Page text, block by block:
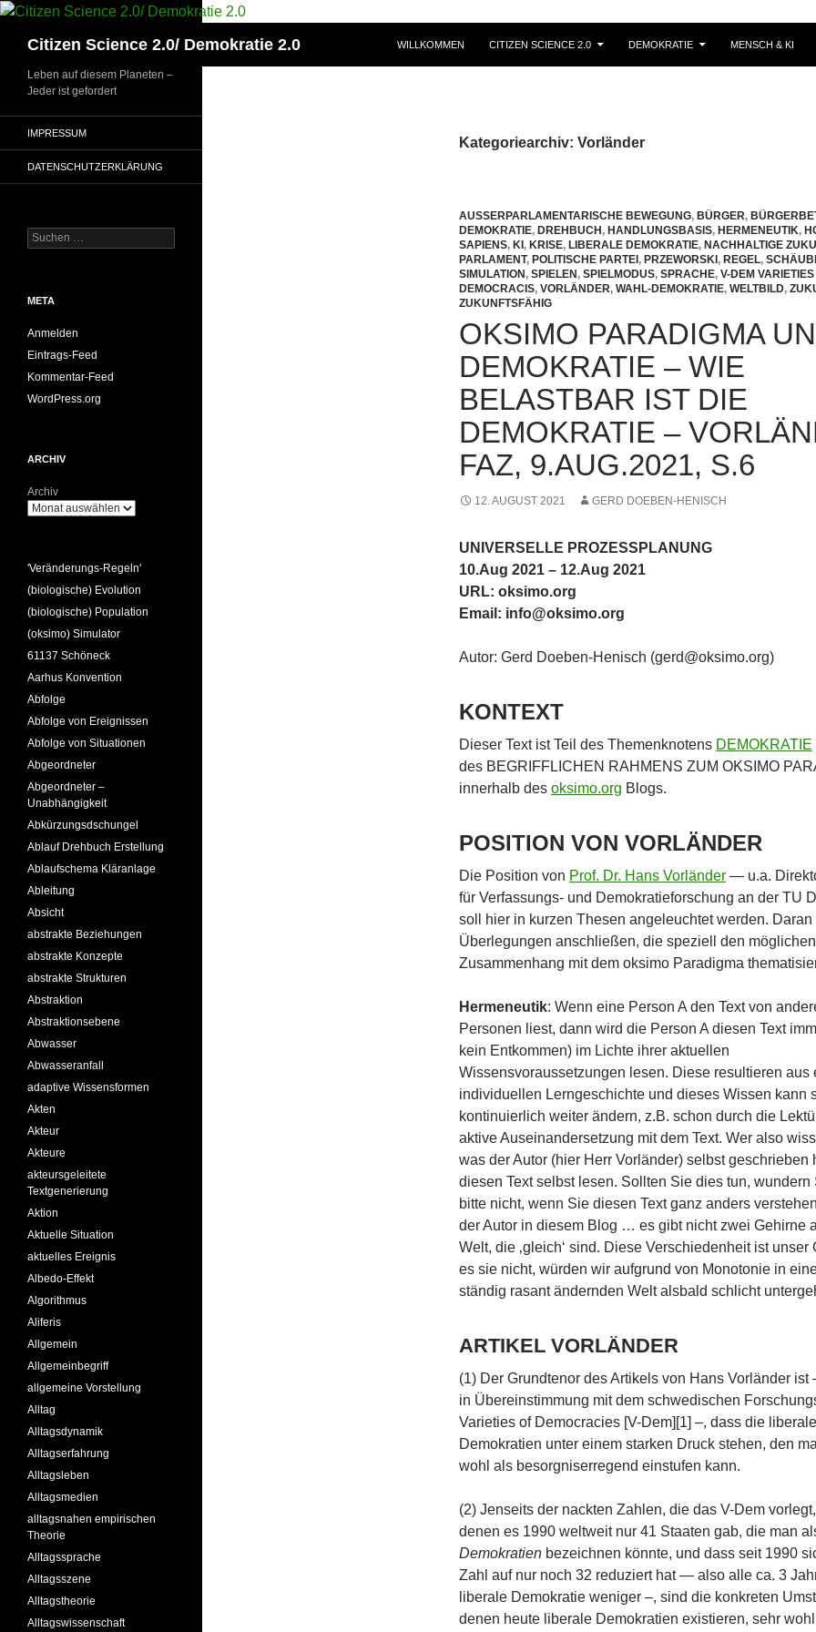
Zum
springenCitizen Science 2.0/ Demokratie 2.0 WILLKOMMEN CITIZEN SCIENCE 2.0 DEMOKRATIE MENSCH & KI
Kategoriearchiv: Vorländer
AUSSERPARLAMENTARISCHE BEWEGUNG , BÜRGER,
DEMOKRATIE, DREHBUCH, HANDLUNGSBASIS, HERMENEUTIK,
SAPIENS, KI, KRISE, LIBERALE DEMOKRATIE, NACHHALTIGE
PARLAMENT, POLITISCHE PARTEI, PRZEWORSKI, REGEL,
SIMULATION, SPIELEN, SPIELMODUS, SPRACHE, V-DEM VARIETIES
DEMOCRACIS, VORLÄNDER, WAHL-DEMOKRATIE, WELTBILD,
ZUKUNFTSFÄHIG
OKSIMO PARADIGMA
DEMOKRATIE – WIE
BELASTBAR IST DIE
DEMOKRATIE –
FAZ, 9.AUG.2021, S.6
12. AUGUST 2021 GERD DOEBEN-HENISCH
UNIVERSELLE PROZESSPLANUNG
10.Aug 2021 – 12.Aug 2021
URL: oksimo.org
Email: info@oksimo.org
Autor: Gerd Doeben-Henisch (gerd@oksimo.org)
KONTEXT
Dieser Text ist Teil des Themenknotens DEMOKRATIE
des BEGRIFFLICHEN RAHMENS ZUM OKSIMO
innerhalb des oksimo.org Blogs.
POSITION VON VORLÄNDER
Die Position von Prof. Dr. Hans Vorländer — u.a.
für Verfassungs- und Demokratieforschung an der TU
soll hier in kurzen Thesen angeleuchtet werden.
Überlegungen anschließen, die speziell den möglichen
Zusammenhang mit dem oksimo Paradigma
Hermeneutik: Wenn eine Person A den Text von
Personen liest, dann wird die Person A diesen Text
kein Entkommen) im Lichte ihrer aktuellen
Wissensvoraussetzungen lesen. Diese resultieren aus
individuellen Lerngeschichte und dieses Wissen kann
kontinuierlich weiter ändern, z.B. schon durch die
aktive Auseinandersetzung mit dem Text. Wer also
was der Autor (hier Herr Vorländer) selbst geschrieben
diesen Text selbst lesen. Sollten Sie dies tun, wundern
bitte nicht, wenn Sie diesen Text ganz anders
der Autor in diesem Blog … es gibt nicht zwei Gehirne
Welt, die ‚gleich‘ sind. Diese Verschiedenheit ist unser
es sie nicht, würden wir aufgrund von Monotonie in
ständig rasant ändernden Welt alsbald schlicht
ARTIKEL VORLÄNDER
(1) Der Grundtenor des Artikels von Hans Vorländer
in Übereinstimmung mit dem schwedischen
Varieties of Democracies [V-Dem][1] –, dass die
Demokratien unter einem starken Druck stehen, den
wohl als besorgniserregend einstufen kann.
(2) Jenseits der nackten Zahlen, die das V-Dem
denen es 1990 weltweit nur 41 Staaten gab, die man
Demokratien bezeichnen könnte, und dass seit 1990
Zahl auf nur noch 32 reduziert hat — also alle ca. 3
liberale Demokratie weniger –, sind die konkreten
denen heute liberale Demokratien existieren, sehr
Leben auf diesem Planeten –
Jeder ist gefordert
IMPRESSUM
DATENSCHUTZERKLÄRUNG
Suchen
nach:
META
Anmelden
Eintrags-Feed
Kommentar-Feed
WordPress.org
ARCHIV
Archiv
'Veränderungs-Regeln'
(biologische) Evolution
(biologische) Population
(oksimo) Simulator
61137 Schöneck
Aarhus Konvention
Abfolge
Abfolge von Ereignissen
Abfolge von Situationen
Abgeordneter
Abgeordneter –
Unabhängigkeit
Abkürzungsdschungel
Ablauf Drehbuch Erstellung
Ablaufschema Kläranlage
Ableitung
Absicht
abstrakte Beziehungen
abstrakte Konzepte
abstrakte Strukturen
Abstraktion
Abstraktionsebene
Abwasser
Abwasseranfall
adaptive Wissensformen
Akten
Akteur
Akteure
akteursgeleitete
Textgenerierung
Aktion
Aktuelle Situation
aktuelles Ereignis
Albedo-Effekt
Algorithmus
Aliferis
Allgemein
Allgemeinbegriff
allgemeine Vorstellung
Alltag
Alltagsdynamik
Alltagserfahrung
Alltagsleben
Alltagsmedien
alltagsnahen empirischen
Theorie
Alltagssprache
Alltagsszene
Alltagstheorie
Alltagswissenschaft